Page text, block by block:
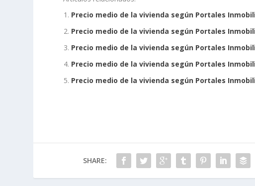
Precio medio de la vivienda según Portales
Precio medio de la vivienda según Portales
Precio medio de la vivienda según Portales
Precio medio de la vivienda según Portales
Precio medio de la vivienda según Portales
SHARE: